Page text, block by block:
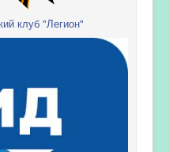
клуб "Легион"